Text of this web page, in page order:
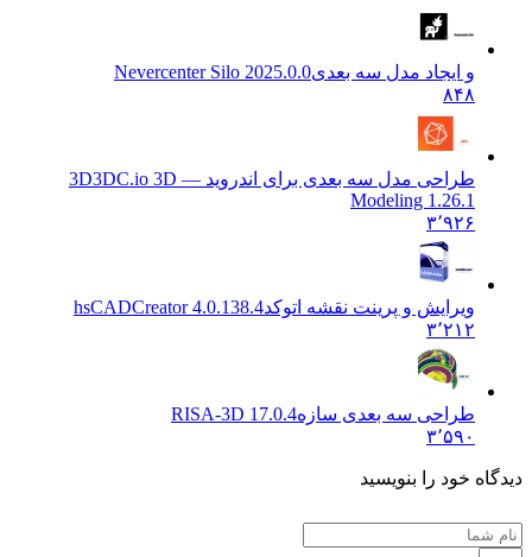
و ایجاد مدل سه بعدیNevercenter Silo 2025.0.0
طراحی مدل سه بعدی برای اندروید — 3D 3DC.io 3D
Modeling 1.26.1
ویرایش و پرینت نقشه اتوکدhsCADCreator 4.0.138.4
طراحی سه بعدی سازهRISA-3D 17.0.4
خود را بنویسید